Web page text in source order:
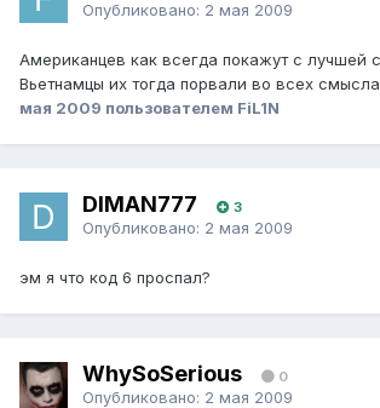
Опубликовано: 2 мая 2009
Американцев как всегда покажут с лучшей
Вьетнамцы их тогда порвали во всех
мая 2009 пользователем FiL1N
DIMAN777 3
Опубликовано: 2 мая 2009
эм я что код 6 проспал?
WhySoSerious 0
Опубликовано: 2 мая 2009